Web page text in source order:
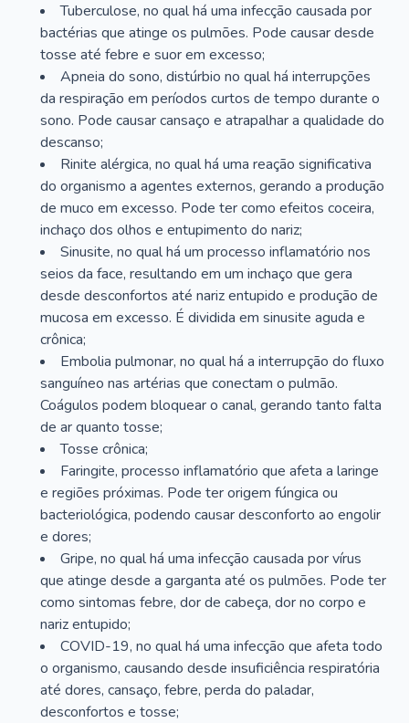
Tuberculose, no qual há uma infecção causada por
bactérias que atinge os pulmões. Pode causar desde
tosse até febre e suor em excesso;
Apneia do sono, distúrbio no qual há interrupções
da respiração em períodos curtos de tempo durante o
sono. Pode causar cansaço e atrapalhar a qualidade do
descanso;
Rinite alérgica, no qual há uma reação significativa
do organismo a agentes externos, gerando a produção
de muco em excesso. Pode ter como efeitos coceira,
inchaço dos olhos e entupimento do nariz;
Sinusite, no qual há um processo inflamatório nos
seios da face, resultando em um inchaço que gera
desde desconfortos até nariz entupido e produção de
mucosa em excesso. É dividida em sinusite aguda e
crônica;
Embolia pulmonar, no qual há a interrupção do fluxo
sanguíneo nas artérias que conectam o pulmão.
Coágulos podem bloquear o canal, gerando tanto falta
de ar quanto tosse;
Tosse crônica;
Faringite, processo inflamatório que afeta a laringe
e regiões próximas. Pode ter origem fúngica ou
bacteriológica, podendo causar desconforto ao engolir
e dores;
Gripe, no qual há uma infecção causada por vírus
que atinge desde a garganta até os pulmões. Pode ter
como sintomas febre, dor de cabeça, dor no corpo e
nariz entupido;
COVID-19, no qual há uma infecção que afeta todo
o organismo, causando desde insuficiência respiratória
até dores, cansaço, febre, perda do paladar,
desconfortos e tosse;